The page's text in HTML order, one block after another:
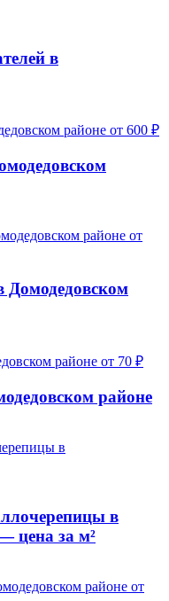
в
от 600 ₽
от
Домодедовском
от 70 ₽
районе
в
цена за м²
от